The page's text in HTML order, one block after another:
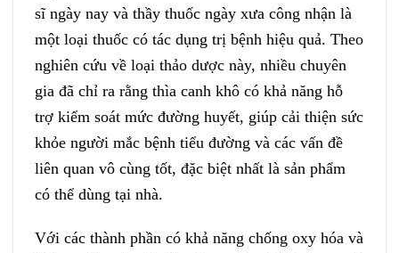
sĩ ngày nay và thầy thuốc ngày xưa công nhận là
một loại thuốc có tác dụng trị bệnh hiệu quả. Theo
nghiên cứu về loại thảo dược này, nhiều chuyên
gia đã chỉ ra rằng thìa canh khô có khả năng hỗ
trợ kiểm soát mức đường huyết, giúp cải thiện sức
khỏe người mắc bệnh tiểu đường và các vấn đề
liên quan vô cùng tốt, đặc biệt nhất là sản phẩm
có thể dùng tại nhà.
Với các thành phần có khả năng chống oxy hóa và